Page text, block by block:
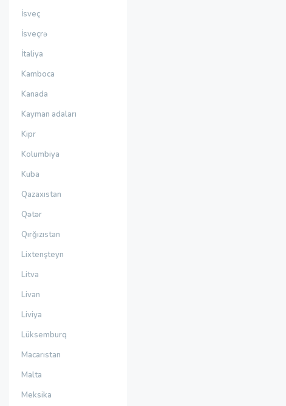
İsveç
İsveçrə
İtaliya
Kamboca
Kanada
Kayman adaları
Kipr
Kolumbiya
Kuba
Qazaxıstan
Qətər
Qırğızıstan
Lixtenşteyn
Litva
Livan
Liviya
Lüksemburq
Macarıstan
Malta
Meksika